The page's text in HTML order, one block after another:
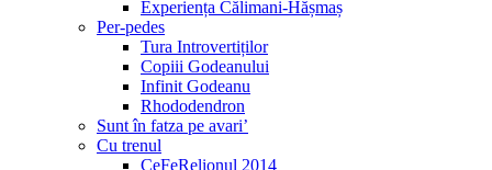
Experiența Călimani-Hășmaș
Per-pedes
Tura Introvertiților
Copiii Godeanului
Infinit Godeanu
Rhododendron
Sunt în fatza pe avari’
Cu trenul
CeFeRelionul 2014